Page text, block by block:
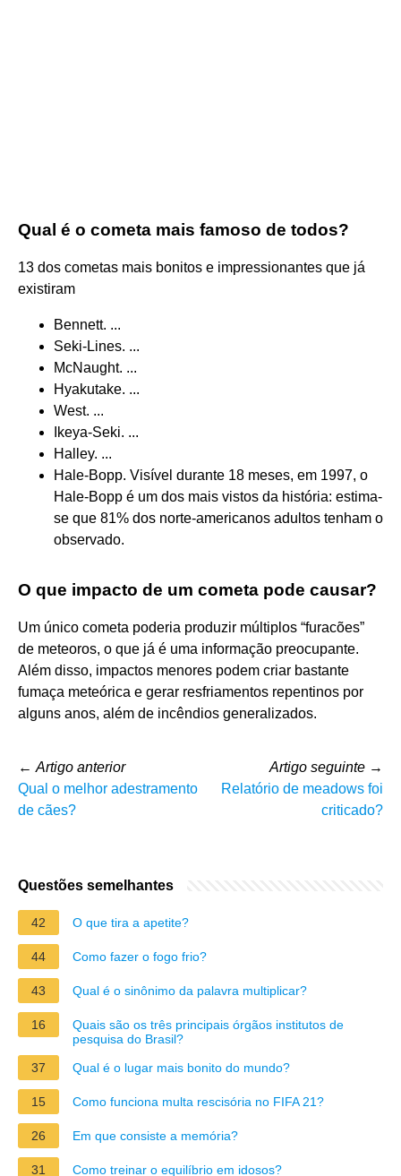
Qual é o cometa mais famoso de todos?
13 dos cometas mais bonitos e impressionantes que já
existiram
Bennett. ...
Seki-Lines. ...
McNaught. ...
Hyakutake. ...
West. ...
Ikeya-Seki. ...
Halley. ...
Hale-Bopp. Visível durante 18 meses, em 1997, o
Hale-Bopp é um dos mais vistos da história: estima-
se que 81% dos norte-americanos adultos tenham o
observado.
O que impacto de um cometa pode causar?
Um único cometa poderia produzir múltiplos “furacões”
de meteoros, o que já é uma informação preocupante.
Além disso, impactos menores podem criar bastante
fumaça meteórica e gerar resfriamentos repentinos por
alguns anos, além de incêndios generalizados.
← Artigo anterior
Qual o melhor adestramento
de cães?
Artigo seguinte →
Relatório de meadows foi
criticado?
Questões semelhantes
42 O que tira a apetite?
44 Como fazer o fogo frio?
43 Qual é o sinônimo da palavra multiplicar?
16
Quais são os três principais órgãos institutos de
pesquisa do Brasil?
37
Qual é o lugar mais bonito do mundo?
15 Como funciona multa rescisória no FIFA 21?
26 Em que consiste a memória?
31 Como treinar o equilíbrio em idosos?